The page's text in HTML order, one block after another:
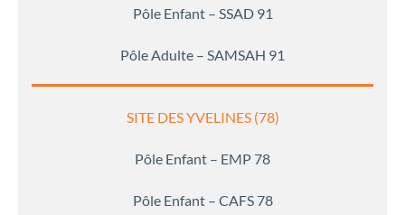
Pôle Enfant – SSAD 91
Pôle Adulte – SAMSAH 91
SITE DES YVELINES (78)
Pôle Enfant – EMP 78
Pôle Enfant – CAFS 78